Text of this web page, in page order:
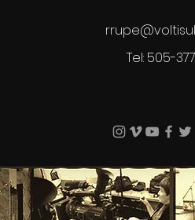
Tel: 505-